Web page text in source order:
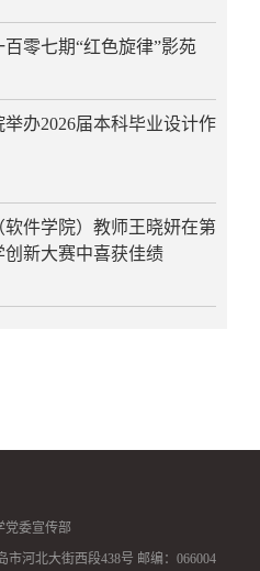
零七期“红色旋律”影苑
办2026届本科毕业设计作
件学院）教师王晓妍在第
新大赛中喜获佳绩
党委宣传部
市河北大街西段438号 邮编：066004